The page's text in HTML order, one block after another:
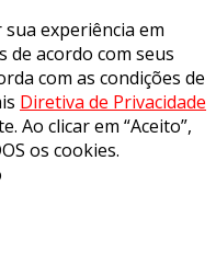
experiência em
de acordo com seus
com as condições de
Diretiva de Privacidade
Ao clicar em “Aceito”,
os cookies.